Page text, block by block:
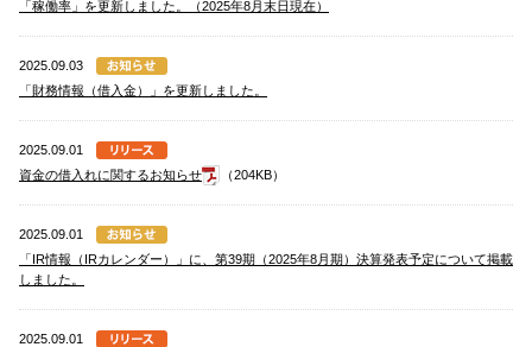
「稼働率」を更新しました。（2025年8月末日現在）
2025.09.03
「財務情報（借入金）」を更新しました。
2025.09.01
資金の借入れに関するお知らせ
（204KB）
2025.09.01
「IR情報（IRカレンダー）」に、第39期（2025年8月期）決算発表予定について掲載
しました。
2025.09.01